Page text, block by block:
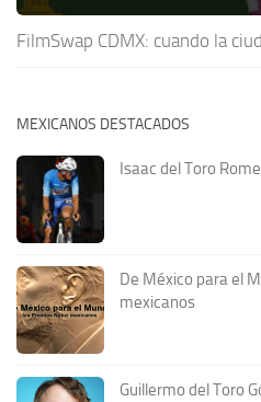
FilmSwap CDMX: cuando la
MEXICANOS DESTACADOS
Isaac del Toro
De México para el
mexicanos
Guillermo del Toro